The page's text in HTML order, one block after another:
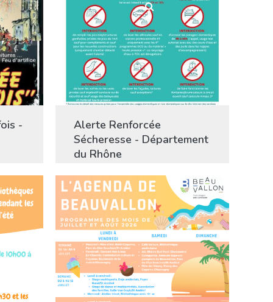
-
Alerte Renforcée
Sécheresse - Département
du Rhône